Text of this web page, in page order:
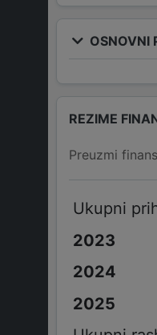
OSNOVNI
REZIME
Preuzmi
Ukupni